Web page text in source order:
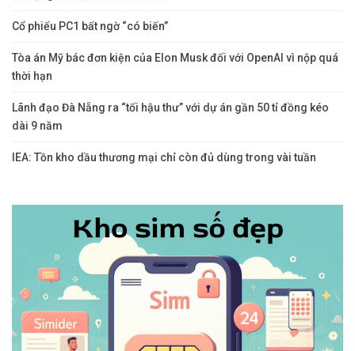
Cổ phiếu PC1 bất ngờ “có biến”
Tòa án Mỹ bác đơn kiện của Elon Musk đối với OpenAI vì nộp quá
thời hạn
Lãnh đạo Đà Nẵng ra “tối hậu thư” với dự án gần 50 tỉ đồng kéo
dài 9 năm
IEA: Tồn kho dầu thương mại chỉ còn đủ dùng trong vài tuần